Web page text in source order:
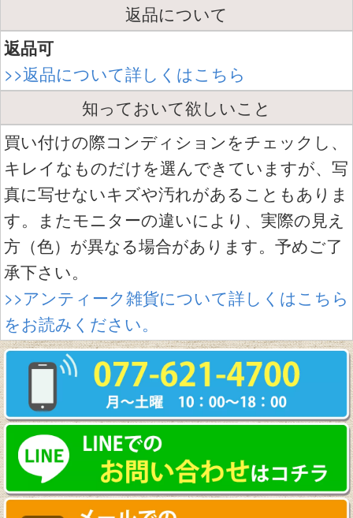
返品について
返品可
>>返品について詳しくはこちら
知っておいて欲しいこと
買い付けの際コンディションをチェックし、
キレイなものだけを選んできていますが、写
真に写せないキズや汚れがあることもありま
す。またモニターの違いにより、実際の見え
方（色）が異なる場合があります。予めご了
承下さい。
>>アンティーク雑貨について詳しくはこちら
をお読みください。